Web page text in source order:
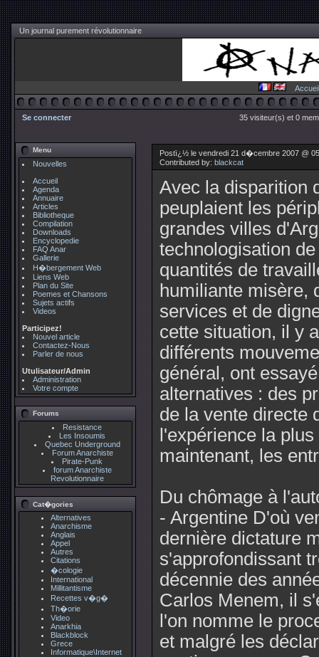
Un journal purement révolutionnaire
Accueil
Se connecter 35 visiteur(s) et 0
Menu
Nouvelles
Accueil
Agenda
Annuaire
Articles
Bibliotheque
Compilation
Downloads
Encyclopedie
FAQ Anar
Gallerie
H�bergement Web
Liens Web
Plan du Site
Poemes et Chansons
Sujets actifs
Videos
Participez!
Nouvel article
Contactez-Nous
Parler de nous
Utulisateur/Admin
Administration
Votre compte
Forums
Resistance
Les Insoumis
Quebec Underground
Forum Anarchiste
Pirate-Punk
forum Anarchiste
Revolutionnaire
Cat�gories
Alternatives
Anarchisme
Anglais
Appel
Autres
Citations
�cologie
International
Millitantisme
Recettes v�g�
Th�orie
Video
Anarkhia
Blackblock
Grece
Informatique\Internet
Postï¿½ le vendredi 21 d�cembre 2007 @
Contributed by: blackcat
Avec la disparition
peuplaient les
grandes villes
technologisation
quantités de
humiliante misère,
services et de
cette situation, il y
différents
général, ont
alternatives : des
de la vente directe
l'expérience la
maintenant, les
Du chômage à
- Argentine D'où
dernière dictature
s'approfondissant
décennie des
Carlos Menem, il
l'on nomme le
et malgré les